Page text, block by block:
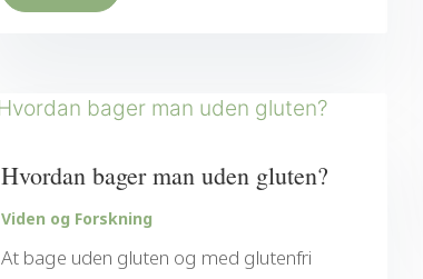
Hvordan bager man uden gluten?
Viden og Forskning
At bage uden gluten og med glutenfri